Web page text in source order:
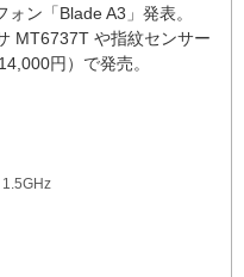
ン「Blade A3」発表。
MT6737T や指紋センサー
円）で発売。